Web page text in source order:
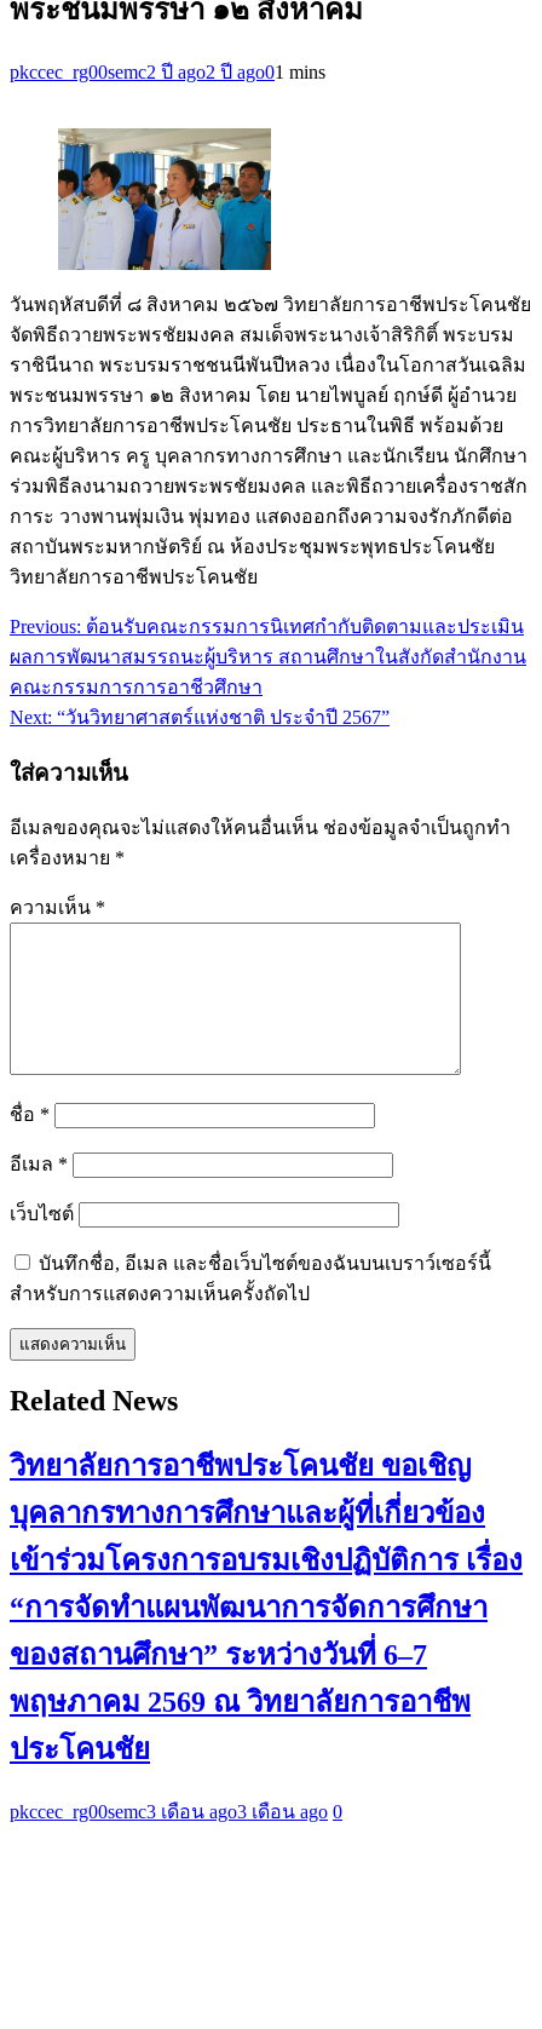
พระชนมพรรษา ๑๒ สิงหาคม
pkccec_rg00semc2 ปี ago2 ปี ago01 mins
วันพฤหัสบดีที่ ๘ สิงหาคม ๒๕๖๗ วิทยาลัยการอาชีพประโคนชัย
จัดพิธีถวายพระพรชัยมงคล สมเด็จพระนางเจ้าสิริกิติ์ พระบรม
ราชินีนาถ พระบรมราชชนนีพันปีหลวง เนื่องในโอกาสวันเฉลิม
พระชนมพรรษา ๑๒ สิงหาคม โดย นายไพบูลย์ ฤกษ์ดี ผู้อำนวย
การวิทยาลัยการอาชีพประโคนชัย ประธานในพิธี พร้อมด้วย
คณะผู้บริหาร ครู บุคลากรทางการศึกษา และนักเรียน นักศึกษา
ร่วมพิธีลงนามถวายพระพรชัยมงคล และพิธีถวายเครื่องราชสัก
การะ วางพานพุ่มเงิน พุ่มทอง แสดงออกถึงความจงรักภักดีต่อ
สถาบันพระมหากษัตริย์ ณ ห้องประชุมพระพุทธประโคนชัย
วิทยาลัยการอาชีพประโคนชัย
แนะแนว
เรื่อง
Previous: ต้อนรับคณะกรรมการนิเทศกำกับติดตามและประเมิน
ผลการพัฒนาสมรรถนะผู้บริหาร สถานศึกษาในสังกัดสำนักงาน
คณะกรรมการการอาชีวศึกษา
Next: “วันวิทยาศาสตร์แห่งชาติ ประจำปี 2567”
ใส่ความเห็น
อีเมลของคุณจะไม่แสดงให้คนอื่นเห็น ช่องข้อมูลจำเป็นถูกทำ
เครื่องหมาย *
ความเห็น *
ชื่อ *
อีเมล *
เว็บไซต์
บันทึกชื่อ, อีเมล และชื่อเว็บไซต์ของฉันบนเบราว์เซอร์นี้
สำหรับการแสดงความเห็นครั้งถัดไป
Related News
วิทยาลัยการอาชีพประโคนชัย ขอเชิญ
บุคลากรทางการศึกษาและผู้ที่เกี่ยวข้อง
เข้าร่วมโครงการอบรมเชิงปฏิบัติการ เรื่อง
“การจัดทำแผนพัฒนาการจัดการศึกษา
ของสถานศึกษา” ระหว่างวันที่ 6–7
พฤษภาคม 2569 ณ วิทยาลัยการอาชีพ
ประโคนชัย
pkccec_rg00semc3 เดือน ago3 เดือน ago 0